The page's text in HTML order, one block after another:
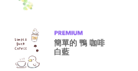
簡單的 鴨 咖啡
白藍